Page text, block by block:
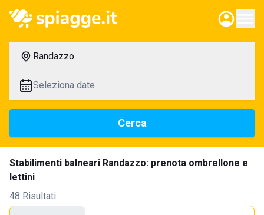
Randazzo
Seleziona date
Cerca
Stabilimenti balneari Randazzo: prenota ombrellone e
lettini
48 Risultati